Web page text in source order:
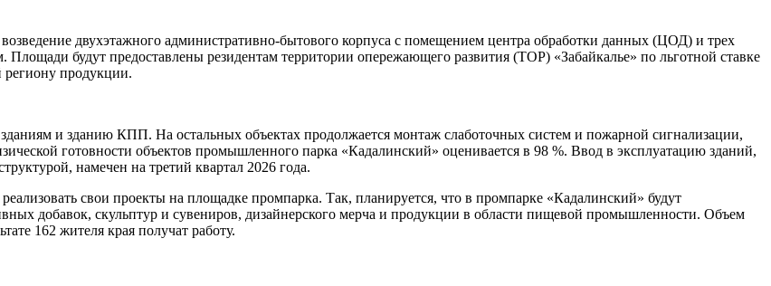
двухэтажного административно-бытового корпуса с помещением центра обработки данных (ЦОД) и трех
будут предоставлены резидентам территории опережающего развития (ТОР) «Забайкалье» по льготной ставке
региону продукции.
и зданию КПП. На остальных объектах продолжается монтаж слаботочных систем и пожарной сигнализации,
готовности объектов промышленного парка «Кадалинский» оценивается в 98 %. Ввод в эксплуатацию зданий,
намечен на третий квартал 2026 года.
свои проекты на площадке промпарка. Так, планируется, что в промпарке «Кадалинский» будут
добавок, скульптур и сувениров, дизайнерского мерча и продукции в области пищевой промышленности. Объем
162 жителя края получат работу.